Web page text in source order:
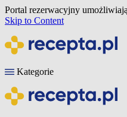
Portal rezerwacyjny
Skip to Content
Kategorie